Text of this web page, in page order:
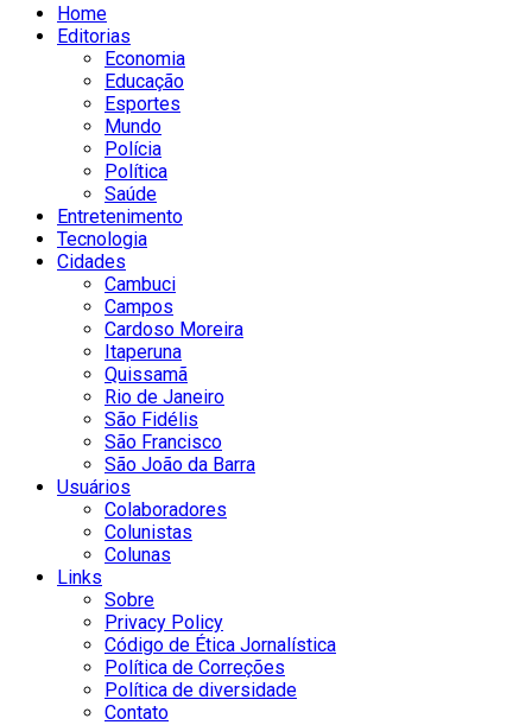
Home
Editorias
Economia
Educação
Esportes
Mundo
Polícia
Política
Saúde
Entretenimento
Tecnologia
Cidades
Cambuci
Campos
Cardoso Moreira
Itaperuna
Quissamã
Rio de Janeiro
São Fidélis
São Francisco
São João da Barra
Usuários
Colaboradores
Colunistas
Colunas
Links
Sobre
Privacy Policy
Código de Ética Jornalística
Política de Correções
Política de diversidade
Contato